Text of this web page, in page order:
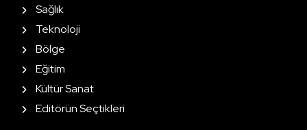
Sağlık
Teknoloji
Bölge
Eğitim
Kültür Sanat
Editörün Seçtikleri